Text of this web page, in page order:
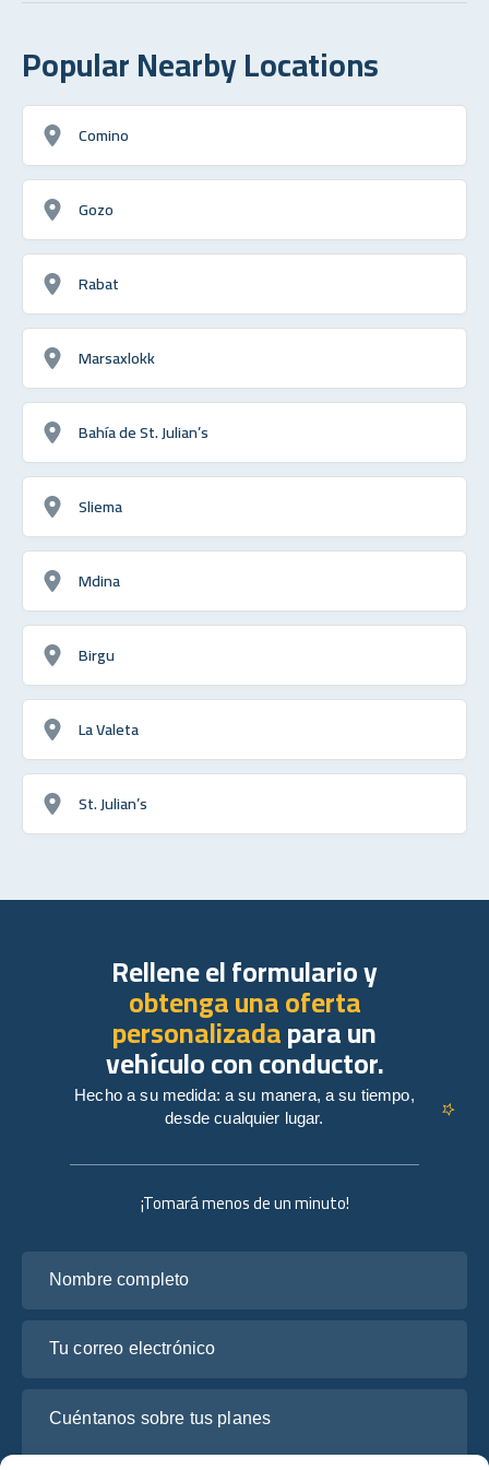
Popular Nearby Locations
Comino
Gozo
Rabat
Marsaxlokk
Bahía de St. Julian’s
Sliema
Mdina
Birgu
La Valeta
St. Julian’s
¡Tomará menos de un minuto!
Rellene el formulario y
obtenga una oferta
personalizadapara un
vehículo con conductor.
Hecho a su medida: a su manera, a su tiempo,
desde cualquier lugar.